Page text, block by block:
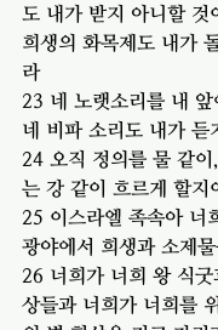
도 내가 받지 아니할 것
희생의 화목제도 내가
라
23 네 노랫소리를 내
네 비파 소리도 내가 듣
24 오직 정의를 물 같
는 강 같이 흐르게 할지
25 이스라엘 족속아 너
광야에서 희생과 소제
26 너희가 너희 왕 식
상들과 너희가 너희를